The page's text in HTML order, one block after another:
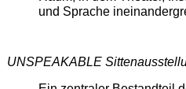
und Sprache
UNSPEAKABLE